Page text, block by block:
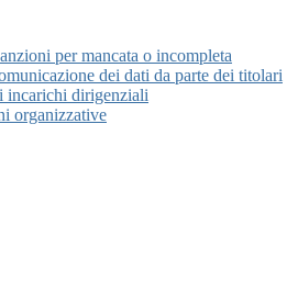
per mancata o incompleta
dei dati da parte dei titolari
incarichi dirigenziali
organizzative